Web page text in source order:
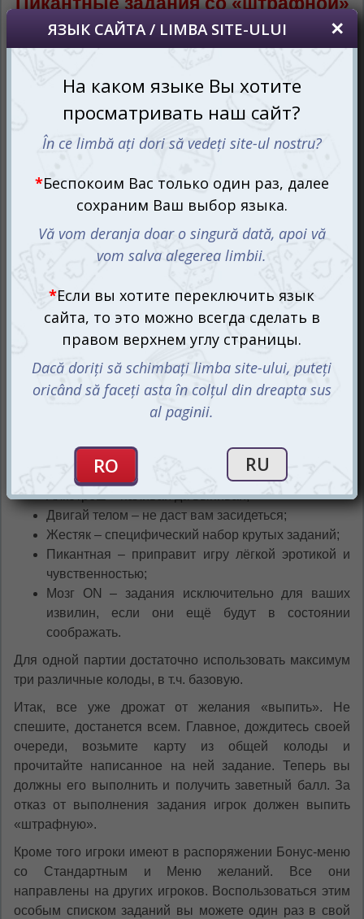
Игроки, которых может быть от 3 до 10, получают по
персональному двустороннему планшету а-ля пивная
процессе партии условного литража.
Цель игры: добраться к литровой или двухлитровой
отметки на планшете, получая баллы за выполнение
В составе Градуса имеется 6 игровых колод с
заданиями различной тематики:
Базовая – основная колода, без которой не
пройдёт ни одна партия;
Алкотреш – наливай да выпивай;
Двигай телом – не даст вам засидеться;
Жестяк – специфический набор крутых заданий;
Пикантная – приправит игру лёгкой эротикой и
чувственностью;
Мозг ON – задания исключительно для ваших
извилин, если они ещё будут в состоянии
соображать.
Для одной партии достаточно использовать максимум
три различные колоды, в т.ч. базовую.
Итак, все уже дрожат от желания «выпить». Не
спешите, достанется всем. Главное, дождитесь своей
очереди, возьмите карту из общей колоды и
прочитайте написанное на ней задание. Теперь вы
должны его выполнить и получить заветный балл. За
отказ от выполнения задания игрок должен выпить
«штрафную».
Кроме того игроки имеют в распоряжении Бонус-меню
со Стандартным и Меню желаний. Все они
направлены на других игроков. Воспользоваться этим
особым списком заданий вы можете один раз в свой